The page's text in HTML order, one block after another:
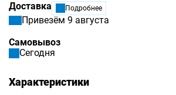
Доставка
Подробнее
Привезём 9 августа
Самовывоз
Сегодня
Характеристики